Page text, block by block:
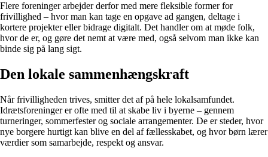
Flere foreninger arbejder derfor med mere fleksible former for
frivillighed – hvor man kan tage en opgave ad gangen, deltage i
kortere projekter eller bidrage digitalt. Det handler om at møde folk,
hvor de er, og gøre det nemt at være med, også selvom man ikke kan
binde sig på lang sigt.
Den lokale sammenhængskraft
Når frivilligheden trives, smitter det af på hele lokalsamfundet.
Idrætsforeninger er ofte med til at skabe liv i byerne – gennem
turneringer, sommerfester og sociale arrangementer. De er steder, hvor
nye borgere hurtigt kan blive en del af fællesskabet, og hvor børn lærer
værdier som samarbejde, respekt og ansvar.